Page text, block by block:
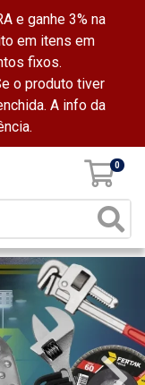
e ganhe 3% na
em itens em
fixos.
o produto tiver
A info da
0